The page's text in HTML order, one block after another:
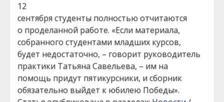
12
сентября студенты полностью отчитаются
о проделанной работе. «Если материала,
собранного студентами младших курсов,
будет недостаточно, – говорит руководитель
практики Татьяна Савельева, – им на
помощь придут пятикурсники, и сборник
обязательно выйдет к юбилею Победы».